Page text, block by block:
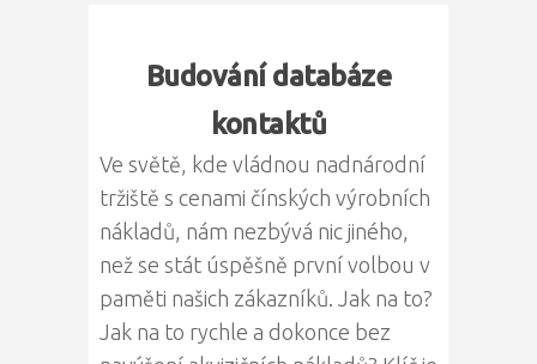
Budování databáze
kontaktů
Ve světě, kde vládnou nadnárodní
tržiště s cenami čínských výrobních
nákladů, nám nezbývá nic jiného,
než se stát úspěšně první volbou v
paměti našich zákazníků. Jak na to?
Jak na to rychle a dokonce bez